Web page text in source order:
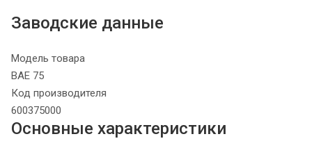
Заводские данные
Модель товара
BAE 75
Код производителя
600375000
Основные характеристики